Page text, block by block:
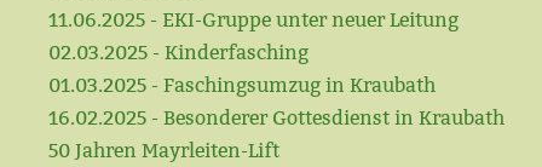
11.06.2025 - EKI-Gruppe unter neuer Leitung
02.03.2025 - Kinderfasching
01.03.2025 - Faschingsumzug in Kraubath
16.02.2025 - Besonderer Gottesdienst in Kraubath
50 Jahren Mayrleiten-Lift